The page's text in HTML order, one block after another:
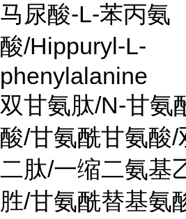
马尿酸-L-苯丙氨
酸/Hippuryl-L-
phenylalanine
双甘氨肽/N-甘氨
酸/甘氨酰甘氨酸/
二肽/一缩二氨基
胜/甘氨酰替基氨